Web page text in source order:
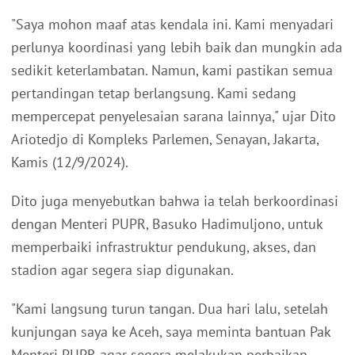
"Saya mohon maaf atas kendala ini. Kami menyadari
perlunya koordinasi yang lebih baik dan mungkin ada
sedikit keterlambatan. Namun, kami pastikan semua
pertandingan tetap berlangsung. Kami sedang
mempercepat penyelesaian sarana lainnya," ujar Dito
Ariotedjo di Kompleks Parlemen, Senayan, Jakarta,
Kamis (12/9/2024).
Dito juga menyebutkan bahwa ia telah berkoordinasi
dengan Menteri PUPR, Basuko Hadimuljono, untuk
memperbaiki infrastruktur pendukung, akses, dan
stadion agar segera siap digunakan.
"Kami langsung turun tangan. Dua hari lalu, setelah
kunjungan saya ke Aceh, saya meminta bantuan Pak